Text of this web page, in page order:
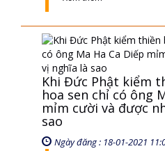
“Ta có Chánh Pháp
Diệu Tâm. Pháp môn
văn tự. Ngoài kinh
Xem thêm
Ta có chánh pháp